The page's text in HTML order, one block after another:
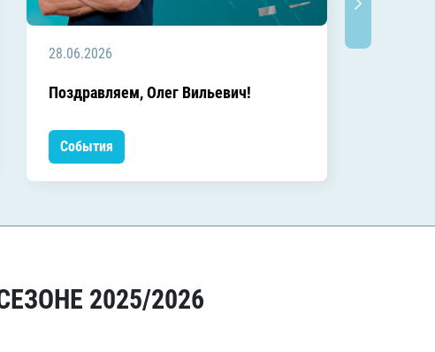
28.06.2026
Поздравляем, Олег Вильевич!
События
2025/2026